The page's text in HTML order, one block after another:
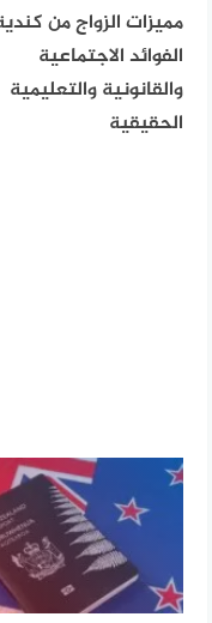
مميزات الزواج من
الفوائد الاجتماعية
والقانونية والتعليمية
الحقيقية